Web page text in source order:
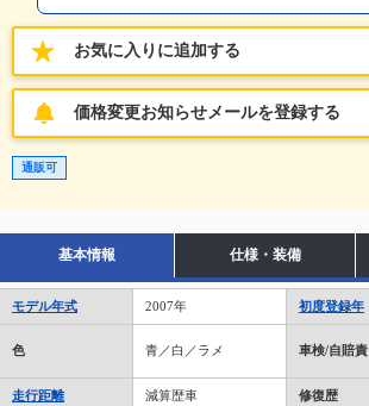
お気に入りに追加する
価格変更お知らせメールを登録する
通販可
基本情報 仕様・装備
モデル年式 2007年 初度登録年
色 青／白／ラメ 車検/自賠責
走行距離 減算歴車 修復歴